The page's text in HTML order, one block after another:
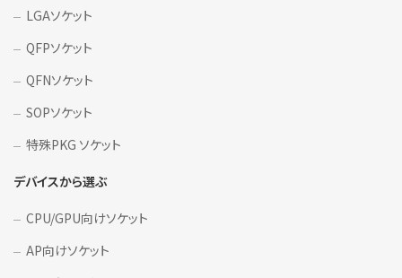
LGAソケット
QFPソケット
QFNソケット
SOPソケット
特殊PKG ソケット
デバイスから選ぶ
CPU/GPU向けソケット
AP向けソケット